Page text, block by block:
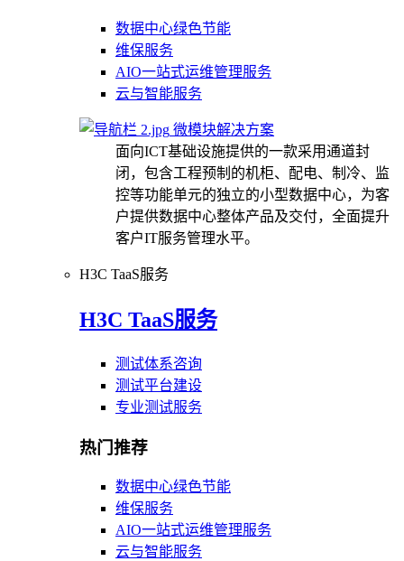
数据中心绿色节能
维保服务
AIO一站式运维管理服务
云与智能服务
微模块解决方案
面向ICT基础设施提供的一款采用通道封
闭，包含工程预制的机柜、配电、制冷、监
控等功能单元的独立的小型数据中心，为客
户提供数据中心整体产品及交付，全面提升
客户IT服务管理水平。
H3C TaaS服务
H3C TaaS服务
测试体系咨询
测试平台建设
专业测试服务
热门推荐
数据中心绿色节能
维保服务
AIO一站式运维管理服务
云与智能服务